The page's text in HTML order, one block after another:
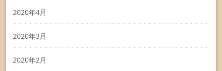
2020年4月
2020年3月
2020年2月